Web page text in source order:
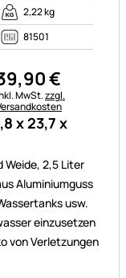
x 23,7 x
Weide, 2,5 Liter
Aluminiumguss
usw.
einzusetzen
von Verletzungen
2,22 kg
81501
,90€
MwSt.zzgl.